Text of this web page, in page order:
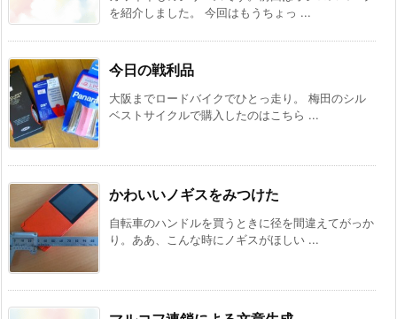
を紹介しました。 今回はもうちょっ ...
今日の戦利品
大阪までロードバイクでひとっ走り。 梅田のシル
ベストサイクルで購入したのはこちら ...
かわいいノギスをみつけた
自転車のハンドルを買うときに径を間違えてがっか
り。ああ、こんな時にノギスがほしい ...